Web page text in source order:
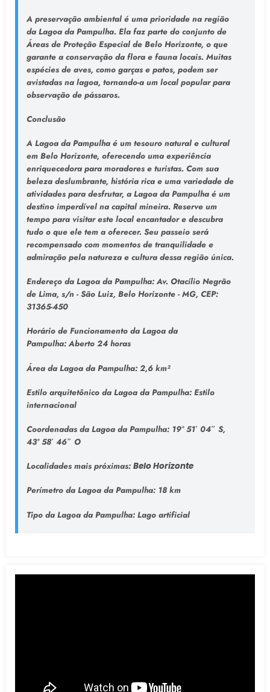
A preservação ambiental é uma prioridade na região
da Lagoa da Pampulha. Ela faz parte do conjunto de
Áreas de Proteção Especial de Belo Horizonte, o que
garante a conservação da flora e fauna locais. Muitas
espécies de aves, como garças e patos, podem ser
avistadas na lagoa, tornando-a um local popular para
observação de pássaros.
Conclusão
A Lagoa da Pampulha é um tesouro natural e cultural
em Belo Horizonte, oferecendo uma experiência
enriquecedora para moradores e turistas. Com sua
beleza deslumbrante, história rica e uma variedade de
atividades para desfrutar, a Lagoa da Pampulha é um
destino imperdível na capital mineira. Reserve um
tempo para visitar este local encantador e descubra
tudo o que ele tem a oferecer. Seu passeio será
recompensado com momentos de tranquilidade e
admiração pela natureza e cultura dessa região única.
Endereço da Lagoa da Pampulha: Av. Otacílio Negrão
de Lima, s/n - São Luiz, Belo Horizonte - MG, CEP:
31365-450
Horário de Funcionamento da Lagoa da
Pampulha:Aberto 24 horas
Área da Lagoa da Pampulha:2,6 km²
Estilo arquitetônico da Lagoa da Pampulha:Estilo
internacional
Coordenadas da Lagoa da Pampulha:19° 51′ 04″ S,
43° 58′ 46″ O
Localidades mais próximas: Belo Horizonte
Perímetro da Lagoa da Pampulha:18 km
Tipo da Lagoa da Pampulha: Lago artificial